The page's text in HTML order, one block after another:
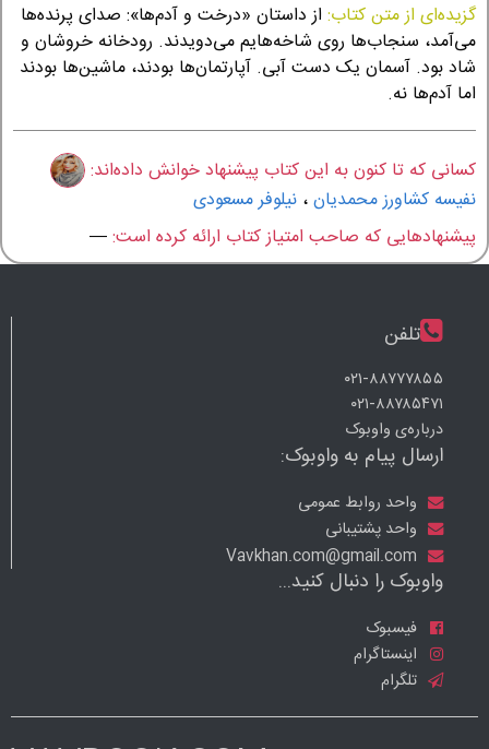
گزیده‌ای از متن کتاب: از داستان «درخت و آدم‌ها»: صدای پرنده‌ها
می‌آمد، سنجاب‌ها روی شاخه‌هایم می‌دویدند. رودخانه خروشان و
شاد بود. آسمان یک دست آبی. آپارتمان‌ها بودند، ماشین‌ها بودند
اما آدم‌ها نه.
کسانی که تا کنون به این کتاب پیشنهاد خوانش داده‌اند:
نفیسه کشاورز محمدیان، نیلوفر مسعودی
پیشنهادهایی که صاحب امتیاز کتاب ارائه کرده است:—
تلفن
۰۲۱-۸۸۷۷۷۸۵۵
۰۲۱-۸۸۷۸۵۴۷۱
درباره‌ی واوبوک
ارسال پیام به واوبوک:
واحد روابط عمومی
واحد پشتیبانی
واوبوک را دنبال کنید...
فیسبوک
اینستاگرام
تلگرام